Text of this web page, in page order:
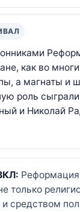
как во
а магнаты и
роль
и Николай
Реформация
только
средством